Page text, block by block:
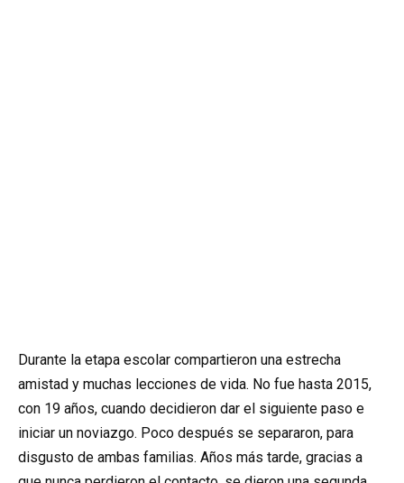
Durante la etapa escolar compartieron una estrecha
amistad y muchas lecciones de vida. No fue hasta 2015,
con 19 años, cuando decidieron dar el siguiente paso e
iniciar un noviazgo. Poco después se separaron, para
disgusto de ambas familias. Años más tarde, gracias a